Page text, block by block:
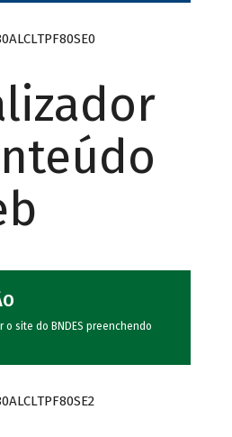
site do BNDES preenchendo